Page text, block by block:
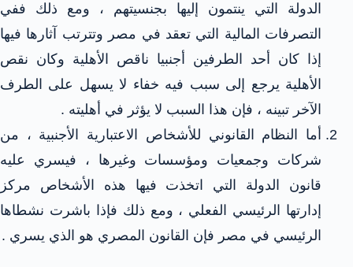
الدولة التي ينتمون إليها بجنسيتهم ، ومع ذلك ففي
التصرفات المالية التي تعقد في مصر وتترتب آثارها فيها
إذا كان أحد الطرفين أجنبيا ناقص الأهلية وكان نقص
الأهلية يرجع إلى سبب فيه خفاء لا يسهل على الطرف
الآخر تبينه ، فإن هذا السبب لا يؤثر في أهليته .
أما النظام القانوني للأشخاص الاعتبارية الأجنبية ، من
شركات وجمعيات ومؤسسات وغيرها ، فيسري عليه
قانون الدولة التي اتخذت فيها هذه الأشخاص مركز
إدارتها الرئيسي الفعلي ، ومع ذلك فإذا باشرت نشطاها
الرئيسي في مصر فإن القانون المصري هو الذي يسري .